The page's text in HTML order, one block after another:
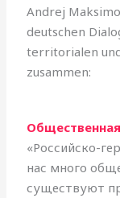
Andrej
deutschen
territorialen
zusammen:
«Российско-
нас много
существуют